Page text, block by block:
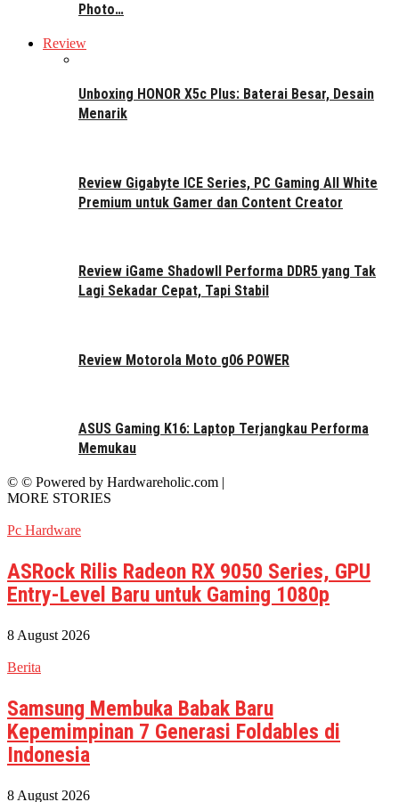
Photo…
Review
Unboxing HONOR X5c Plus: Baterai Besar, Desain
Menarik
Review Gigabyte ICE Series, PC Gaming All White
Premium untuk Gamer dan Content Creator
Review iGame ShadowII Performa DDR5 yang Tak
Lagi Sekadar Cepat, Tapi Stabil
Review Motorola Moto g06 POWER
ASUS Gaming K16: Laptop Terjangkau Performa
Memukau
© © Powered by Hardwareholic.com |
MORE STORIES
Pc Hardware
ASRock Rilis Radeon RX 9050 Series, GPU
Entry-Level Baru untuk Gaming 1080p
8 August 2026
Berita
Samsung Membuka Babak Baru
Kepemimpinan 7 Generasi Foldables di
Indonesia
8 August 2026